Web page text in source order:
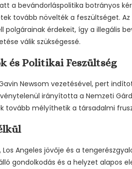
a bevándorláspolitika botrányos
tovább növelték a feszültséget. Az
polgárainak érdekeit, így a illegális
válik szükségessé.
és Politikai Feszültség
Newsom vezetésével, pert
irányította a Nemzeti
tovább mélyíthetik a társadalmi
Angeles jövője és a
gondolkodás és a helyzet alapos